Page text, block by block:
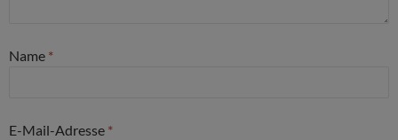
Name *
E-Mail-Adresse *